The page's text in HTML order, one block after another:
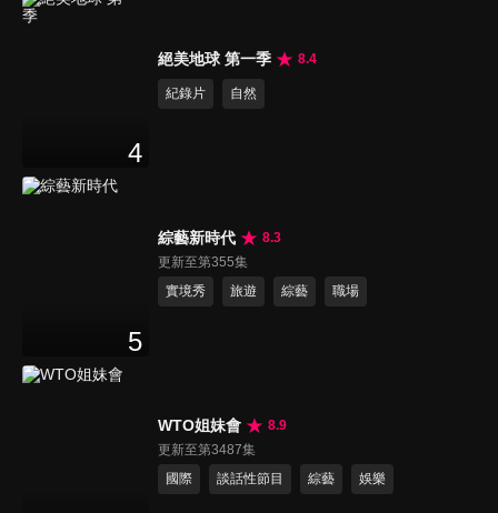
4
絕美地球 第一季 8.4
紀錄片 自然
5
綜藝新時代
8.3
更新至第355集
實境秀
旅遊 綜藝 職場
WTO姐妹會
8.9
更新至第3487集
國際
談話性節目 綜藝 娛樂